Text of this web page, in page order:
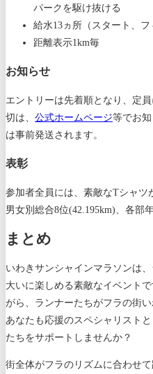
パークを駆け抜ける
給水13ヵ所（スタート、フ
距離表示1km毎
お知らせ
エントリーは先着順となり、定
切は、 公式ホームページ等でお
は事前発送されます。
表彰
参加者全員には、素敵なTシャツ
男女別総合8位(42.195km)、各部
まとめ
いわきサンシャインマラソンは
大いに楽しめる素敵なイベント
がら、ランナーたちがフラの街
あなたも応援のスペシャリスト
たちをサポートしませんか？
街全体がフラのリズムに合わせ